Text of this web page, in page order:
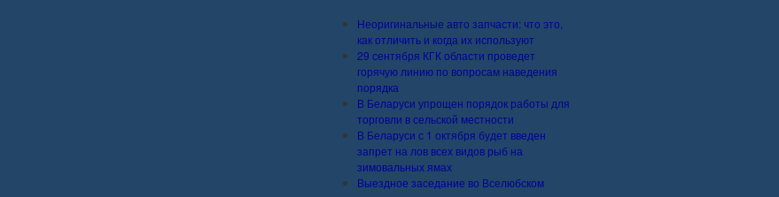
Неоригинальные авто запчасти: что это,
как отличить и когда их используют
29 сентября КГК области проведет
горячую линию по вопросам наведения
порядка
В Беларуси упрощен порядок работы для
торговли в сельской местности
В Беларуси с 1 октября будет введен
запрет на лов всех видов рыб на
зимовальных ямах
Выездное заседание во Вселюбском